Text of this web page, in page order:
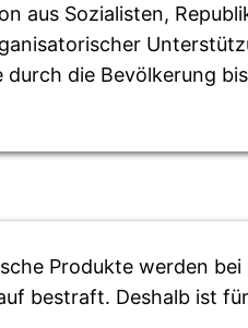
aus Sozialisten,
die Bevölkerung
Produkte werden bei
bestraft. Deshalb ist